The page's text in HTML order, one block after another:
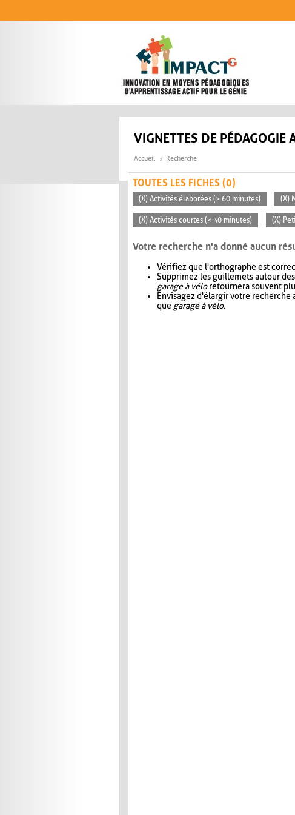
VIGNETTES DE PÉDAGOGIE
Accueil Recherche
TOUTES LES FICHES (0)
(X) Activités élaborées (> 60 minutes) (X)
(X) Activités courtes (< 30 minutes) (X)
Votre recherche n'a donné aucun
Vérifiez que l'orthographe est
Supprimez les guillemets autour
garage à véloretournera souvent
Envisagez d'élargir votre recherche
que garage à vélo.